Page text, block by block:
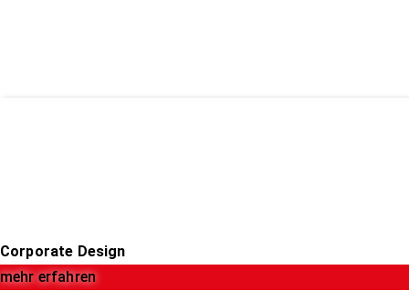
Corporate Design
mehr erfahren